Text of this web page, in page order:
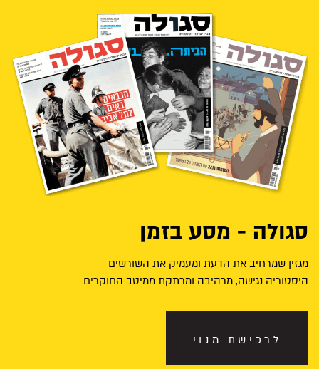
סגולה - מסע בזמן
מגזין שמרחיב את הדעת ומעמיק את השורשים
היסטוריה נגישה, מרהיבה ומרתקת ממיטב החוקרים
לרכישת מנוי